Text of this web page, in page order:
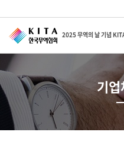
2025 무역의 날 기념
기